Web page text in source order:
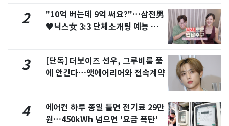
2
"10억 버는데 9억 써요?"…삼전男
♥닉스女 3:3 단체소개팅 예능 화
3
[단독] 더보이즈 선우, 그루비룸 품
에 안긴다…앳에어리어와 전속계약
4
에어컨 하루 종일 틀면 전기료 29만
원…450kWh 넘으면 '요금 폭탄'